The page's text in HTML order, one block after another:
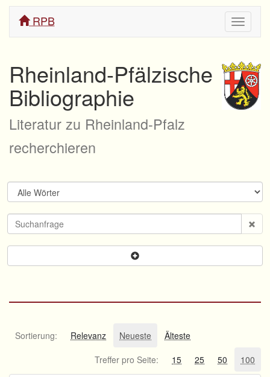
ein/
RPB
Rheinland-Pfälzische
Bibliographie
Literatur zu Rheinland-Pfalz
recherchieren
Sortierung: Relevanz Neueste
Älteste
Treffer pro Seite:
15 25 50 100